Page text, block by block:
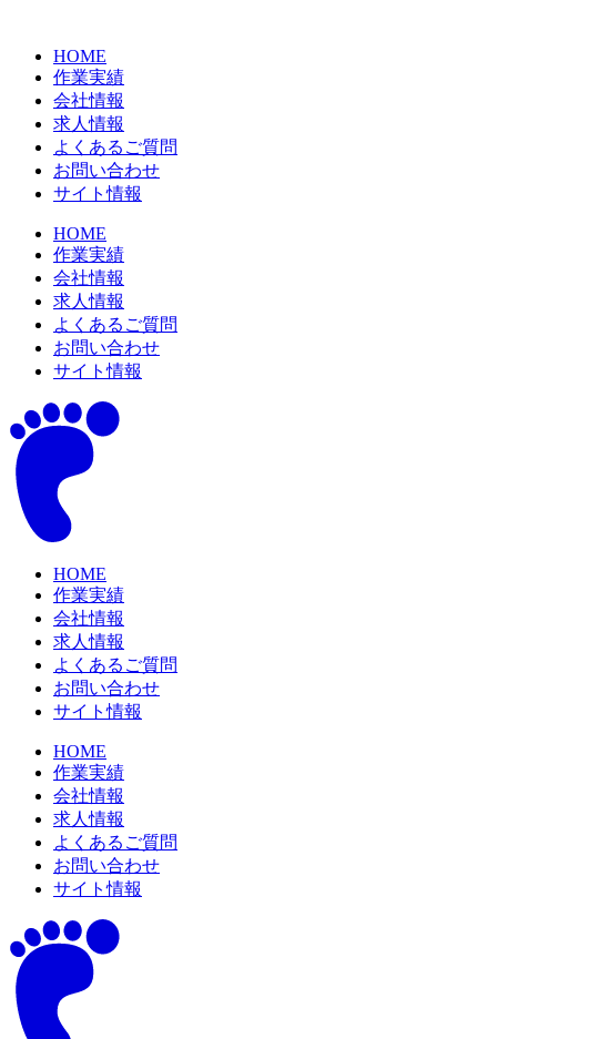
HOME
作業実績
会社情報
求人情報
よくあるご質問
お問い合わせ
サイト情報
HOME
作業実績
会社情報
求人情報
よくあるご質問
お問い合わせ
サイト情報
HOME
作業実績
会社情報
求人情報
よくあるご質問
お問い合わせ
サイト情報
HOME
作業実績
会社情報
求人情報
よくあるご質問
お問い合わせ
サイト情報